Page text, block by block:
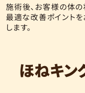
施術後、お客様の体
最適な改善ポイントを
します。
ほねキン